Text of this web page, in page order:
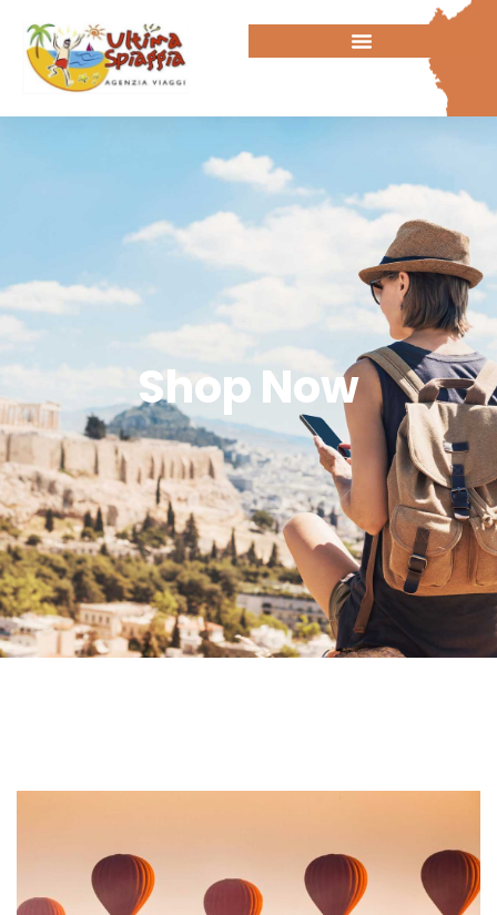
Shop Now